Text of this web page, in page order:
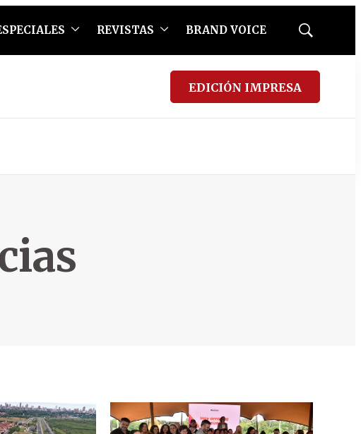
REVISTAS BRAND VOICE
Mostrar
EDICIÓN IMPRESA